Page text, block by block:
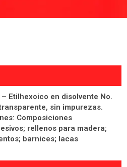
Etilhexoico en disolvente No.
sin impurezas.
Composiciones
rellenos para madera;
barnices; lacas